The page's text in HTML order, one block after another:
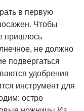
в первую
Чтобы
пришлось
не должно
подвергаться
удобрения
инструмент для
остро